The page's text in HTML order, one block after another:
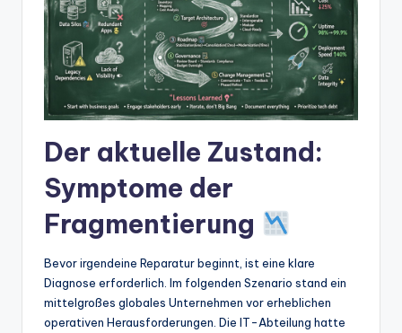
In
d
U
d
Der aktuelle Zustand:
Symptome der
Fragmentierung
Bevor irgendeine Reparatur beginnt, ist eine klare
Diagnose erforderlich. Im folgenden Szenario stand ein
mittelgroßes globales Unternehmen vor erheblichen
operativen Herausforderungen. Die IT-Abteilung hatte